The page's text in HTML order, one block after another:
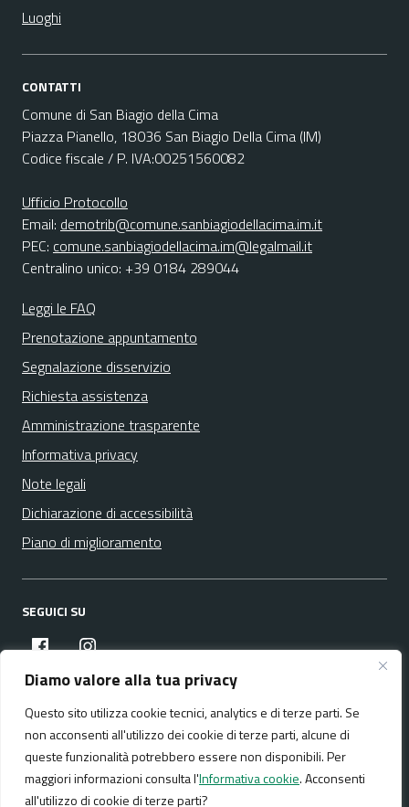
Diamo valore alla tua privacy
Questo sito utilizza cookie tecnici, analytics e di terze parti. Se
non acconsenti all'utilizzo dei cookie di terze parti, alcune di
queste funzionalità potrebbero essere non disponibili. Per
maggiori informazioni consulta l'Informativa cookie. Acconsenti
all'utilizzo di cookie di terze parti?
Luoghi
CONTATTI
Comune di San Biagio della Cima
Piazza Pianello, 18036 San Biagio Della Cima (IM)
Codice fiscale / P. IVA:00251560082
Ufficio Protocollo
Email: demotrib@comune.sanbiagiodellacima.im.it
PEC: comune.sanbiagiodellacima.im@legalmail.it
Centralino unico: +39 0184 289044
Leggi le FAQ
Prenotazione appuntamento
Segnalazione disservizio
Richiesta assistenza
Amministrazione trasparente
Informativa privacy
Note legali
Dichiarazione di accessibilità
Piano di miglioramento
SEGUICI SU
facebookinstagram
Media policy Mappa del sito